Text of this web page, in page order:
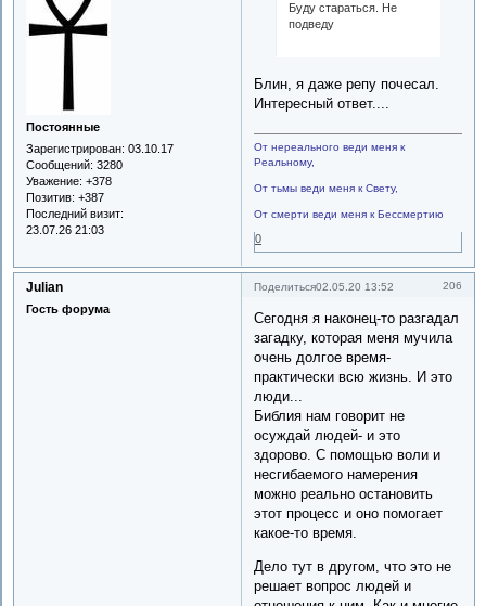
Постоянные
Зарегистрирован: 03.10.17
Сообщений: 3280
Уважение: +378
Позитив: +387
Последний визит:
23.07.26 21:03
Буду стараться. Не
подведу
Блин, я даже репу почесал.
Интересный ответ....
От нереального веди меня к
Реальному,
От тьмы веди меня к Свету,
От смерти веди меня к Бессмертию
0
Поделиться 206
02.05.20 13:52
Julian
Гость форума
Сегодня я наконец-то разгадал
загадку, которая меня мучила
очень долгое время-
практически всю жизнь. И это
люди...
Библия нам говорит не
осуждай людей- и это
здорово. С помощью воли и
несгибаемого намерения
можно реально остановить
этот процесс и оно помогает
какое-то время.
Дело тут в другом, что это не
решает вопрос людей и